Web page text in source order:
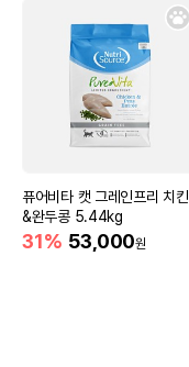
퓨어비타 캣 그레인프리 치킨
&완두콩 5.44kg
31% 53,000원